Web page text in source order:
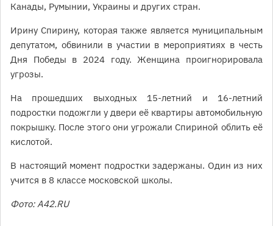
Канады, Румынии, Украины и других стран.
Ирину Спирину, которая также является муниципальным
депутатом, обвинили в участии в мероприятиях в честь
Дня Победы в 2024 году. Женщина проигнорировала
угрозы.
На прошедших выходных 15-летний и 16-летний
подростки подожгли у двери её квартиры автомобильную
покрышку. После этого они угрожали Спириной облить её
кислотой.
В настоящий момент подростки задержаны. Один из них
учится в 8 классе московской школы.
Фото: A42.RU